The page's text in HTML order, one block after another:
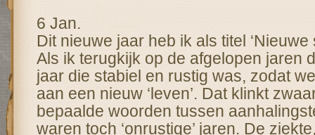
6 Jan.
Dit nieuwe jaar heb ik als titel ‘Nieuwe
Als ik terugkijk op de afgelopen jaren
jaar die stabiel en rustig was, zodat we
aan een nieuw ‘leven’. Dat klinkt
bepaalde woorden tussen
waren toch ‘onrustige’ jaren. De